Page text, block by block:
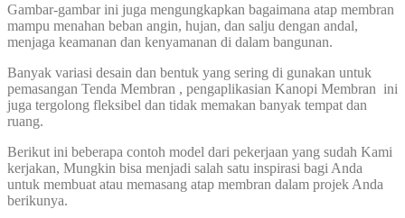
Gambar-gambar ini juga mengungkapkan bagaimana atap membran
mampu menahan beban angin, hujan, dan salju dengan andal,
menjaga keamanan dan kenyamanan di dalam bangunan.
Banyak variasi desain dan bentuk yang sering di gunakan untuk
pemasangan Tenda Membran , pengaplikasian Kanopi Membran ini
juga tergolong fleksibel dan tidak memakan banyak tempat dan
ruang.
Berikut ini beberapa contoh model dari pekerjaan yang sudah Kami
kerjakan, Mungkin bisa menjadi salah satu inspirasi bagi Anda
untuk membuat atau memasang atap membran dalam projek Anda
berikunya.